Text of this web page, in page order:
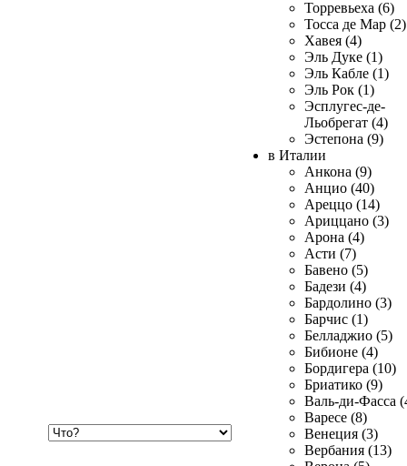
Торревьеха (6)
Тосса де Мар (2)
Хавея (4)
Эль Дуке (1)
Эль Кабле (1)
Эль Рок (1)
Эсплугес-де-
Льобрегат (4)
Эстепона (9)
в Италии
Анкона (9)
Анцио (40)
Ареццо (14)
Ариццано (3)
Арона (4)
Асти (7)
Бавено (5)
Бадези (4)
Бардолино (3)
Барчис (1)
Белладжио (5)
Бибионе (4)
Бордигера (10)
Бриатико (9)
Валь-ди-Фасса
Варесе (8)
Венеция (3)
Вербания (13)